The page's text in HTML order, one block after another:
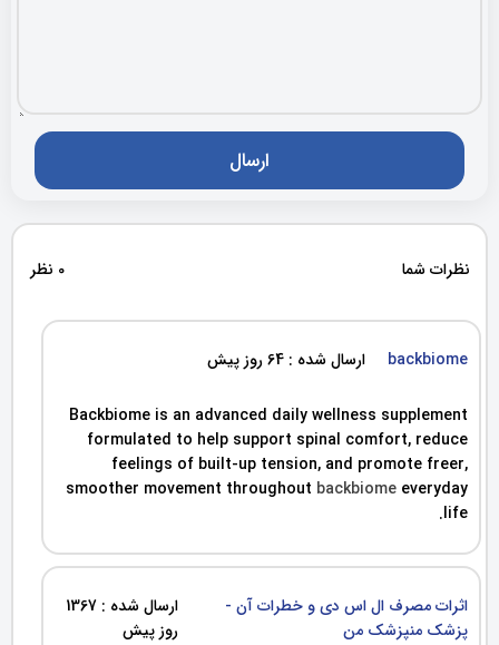
نظرات شما 0 نظر
backbiome ارسال شده : 64 روز پیش
Backbiome is an advanced daily wellness supplement
formulated to help support spinal comfort, reduce
feelings of built-up tension, and promote freer,
smoother movement throughout backbiome everyday
life.
اثرات مصرف ال اس دی و خطرات آن -
پزشک منپزشک من
ارسال شده : 1367
روز پیش